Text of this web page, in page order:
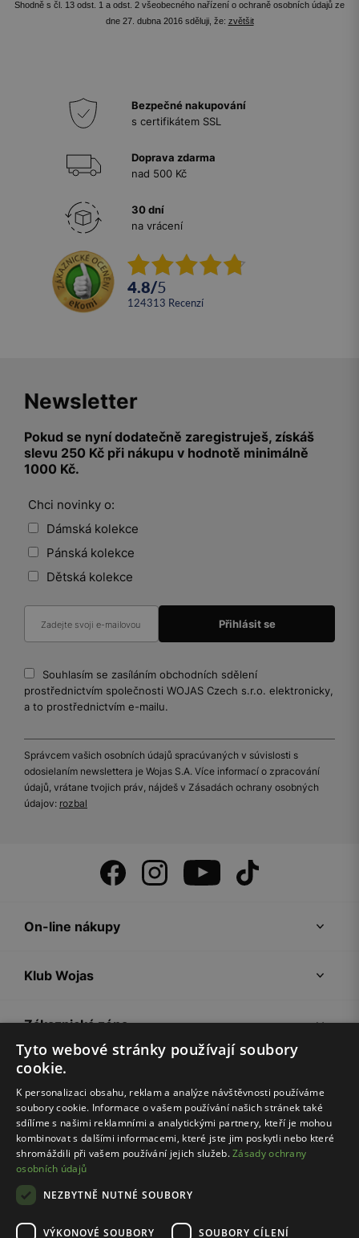
Shodně s čl. 13 odst. 1 a odst. 2 všeobecného nařízení o ochraně osobních údajů ze
dne 27. dubna 2016 sděluji, že: zvětšit
Bezpečné nakupování
s certifikátem SSL
Doprava zdarma
nad 500 Kč
30 dní
na vrácení
4.8/5
124313 recenzí
Newsletter
Pokud se nyní dodatečně zaregistruješ, získáš
slevu 250 Kč při nákupu v hodnotě minimálně
1000 Kč.
Chci novinky o:
Dámská kolekce
Pánská kolekce
Dětská kolekce
Souhlasím se zasíláním obchodních sdělení
prostřednictvím společnosti WOJAS Czech s.r.o. elektronicky,
a to prostřednictvím e-mailu.
Správcem vašich osobních údajů spracúvaných v súvislosti s
odosielaním newslettera je Wojas S.A. Více informací o zpracování
údajů, vrátane tvojich práv, nájdeš v Zásadách ochrany osobných
údajov: rozbal
On-line nákupy
Klub Wojas
Zákaznická zóna
Společnost Wojas
Rady
Tyto webové stránky používají soubory
cookie.
K personalizaci obsahu, reklam a analýze návštěvnosti používáme
soubory cookie. Informace o vašem používání našich stránek také
sdílíme s našimi reklamními a analytickými partnery, kteří je mohou
kombinovat s dalšími informacemi, které jste jim poskytli nebo které
shromáždili při vašem používání jejich služeb.Zásady ochrany
osobních údajů
NEZBYTNĚ NUTNÉ SOUBORY
VÝKONOVÉ SOUBORY SOUBORY CÍLENÍ